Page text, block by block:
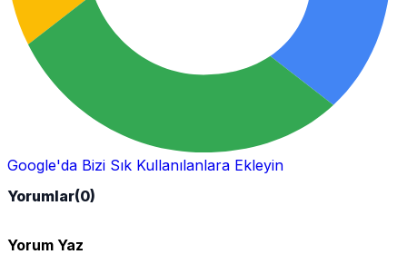
Google'da Bizi Sık Kullanılanlara Ekleyin
Yorumlar(0)
Yorum Yaz